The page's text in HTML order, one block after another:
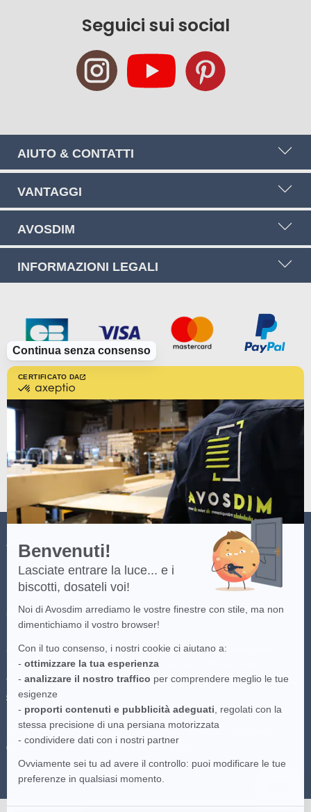
CERTIFICATO DA
-
Scopri
di
più
su
Axeptio
Benvenuti!
Lasciate entrare la luce... e i
biscotti, dosateli voi!
Noi di Avosdim arrediamo le vostre finestre con stile, ma non
dimentichiamo il vostro browser!
Con il tuo consenso, i nostri cookie ci aiutano a:
- ottimizzare la tua esperienza
- analizzare il nostro traffico per comprendere meglio le tue
esigenze
- proporti contenuti e pubblicità adeguati , regolati con la
stessa precisione di una persiana motorizzata
- condividere dati con i nostri partner
Ovviamente sei tu ad avere il controllo: puoi modificare le tue
preferenze in qualsiasi momento.
Continua senza consenso
Seguici sui social
AIUTO & CONTATTI
VANTAGGI
AVOSDIM
INFORMAZIONI LEGALI
AVOSDIM
(*) Consulta i termini e condizioni dell'offerta cliccando qui.
(**)Consegna gratuita per gli ordini superiori a 100 euro consegnati nei
Italia continentale, destinazioni speciali escluse. Offerta valida sul
trasportatore più economico disponibile. Per maggiori informazioni clicca
qui .
Le immagini presenti sul sito sono proprietà intellettuale di Avosdim,
qualsiasi riproduzione parziale o totale è vietata.